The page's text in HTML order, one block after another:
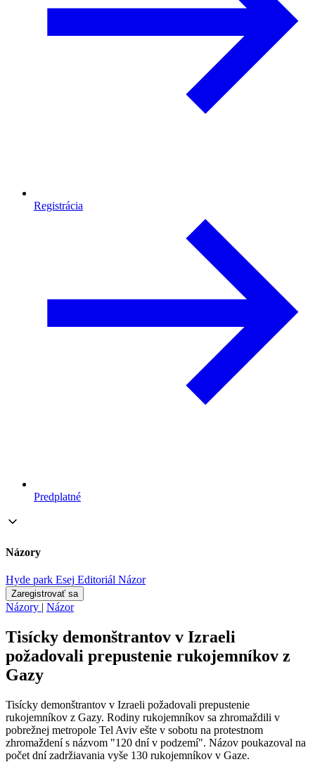
Registrácia
Predplatné
Názory
Hyde park Esej Editoriál Názor
Zaregistrovať sa
Názory | Názor
Tisícky demonštrantov v Izraeli
požadovali prepustenie rukojemníkov z
Gazy
Tisícky demonštrantov v Izraeli požadovali prepustenie
rukojemníkov z Gazy. Rodiny rukojemníkov sa zhromaždili v
pobrežnej metropole Tel Aviv ešte v sobotu na protestnom
zhromaždení s názvom "120 dní v podzemí". Názov poukazoval na
počet dní zadržiavania vyše 130 rukojemníkov v Gaze.